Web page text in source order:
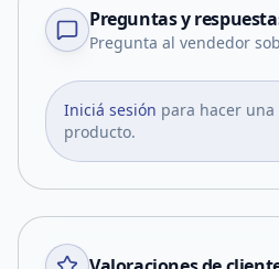
Preguntas y
Pregunta al vendedor
Iniciá sesión para hacer
producto.